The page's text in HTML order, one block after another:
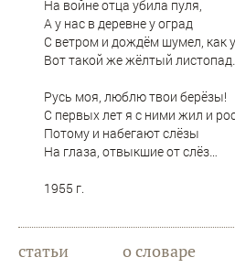
На войне отца убила пуля,
А у нас в деревне у оград
С ветром и дождём шумел, как
Вот такой же жёлтый
Русь моя, люблю твои берёзы!
С первых лет я с ними жил и
Потому и набегают слёзы
На глаза, отвыкшие от слёз…
1955 г.
статьи
о словаре